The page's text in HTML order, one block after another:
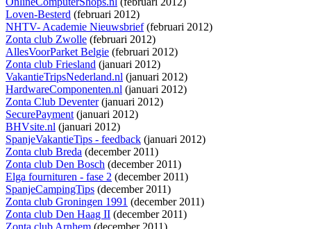
Loven-Besterd (februari 2012)
NHTV- Academie Nieuwsbrief(februari 2012)
Zonta club Zwolle (februari 2012)
AllesVoorParket Belgie (februari 2012)
Zonta club Friesland (januari 2012)
VakantieTripsNederland.nl (januari 2012)
HardwareComponenten.nl (januari 2012)
Zonta Club Deventer(januari 2012)
SecurePayment(januari 2012)
BHVsite.nl (januari 2012)
SpanjeVakantieTips - feedback (januari 2012)
Zonta club Breda (december 2011)
Zonta club Den Bosch (december 2011)
Elga fournituren - fase 2 (december 2011)
SpanjeCampingTips (december 2011)
Zonta club Groningen 1991 (december 2011)
Zonta club Den Haag II (december 2011)